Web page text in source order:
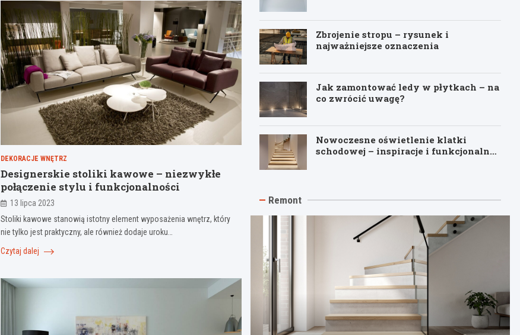
DEKORACJE WNĘTRZ
Designerskie stoliki kawowe – niezwykłe
połączenie stylu i funkcjonalności
13 lipca 2023
Stoliki kawowe stanowią istotny element wyposażenia wnętrz, który
nie tylko jest praktyczny, ale również dodaje uroku…
Czytaj dalej
Zbrojenie stropu – rysunek i
najważniejsze oznaczenia
Jak zamontować ledy w płytkach – na
co zwrócić uwagę?
Nowoczesne oświetlenie klatki
schodowej – inspiracje i funkcjonalne
Remont